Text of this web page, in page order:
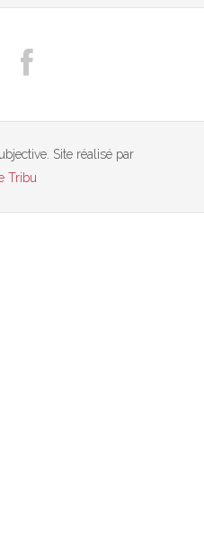
Site réalisé par
Tribu